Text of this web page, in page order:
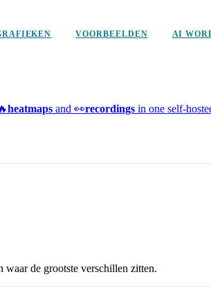
VOORBEELDEN AI
heatmaps and 👀recordings in one self-
de grootste verschillen zitten.